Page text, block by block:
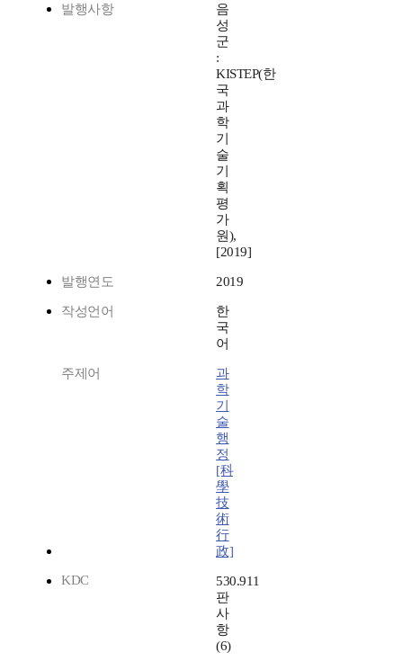
발행사항
음
성
군
:
KISTEP(한
국
과
학
기
술
기
획
평
가
원),
[2019]
발행연도 2019
작성언어
한
국
어
주제어
과
학
기
술
행
정
[科
學
技
術
行
政]
KDC
530.911
판
사
항
(6)